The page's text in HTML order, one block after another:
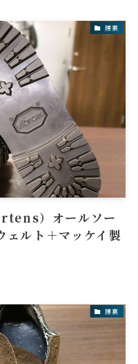
腰裏
）オールソー
ェルト＋マッケイ製
腰裏